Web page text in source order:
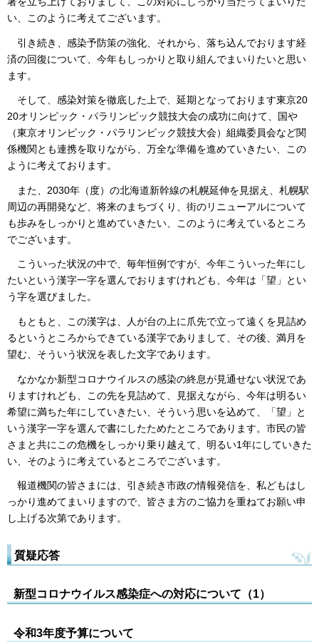
い、このように考えてございます。
引き続き、感染予防策の強化、それから、落ち込んでおります経
済の回復について、今年もしっかりと取り組んでまいりたいと思い
ます。
そして、感染対策を徹底した上で、延期となっております東京20
20オリンピック・パラリンピック競技大会の成功に向けて、国や
（東京オリンピック・パラリンピック競技大会）組織委員会など関
係機関とも連携を取りながら、万全な準備を進めていきたい、この
ように考えております。
また、2030年（度）の北海道新幹線の札幌延伸を見据え、札幌駅
周辺の再開発など、将来のまちづくり、街のリニューアルについて
も歩みをしっかりと進めていきたい、このように考えているところ
でございます。
こういった状況の中で、毎年恒例ですが、今年こういった年にし
たいという漢字一字を選んでおりますけれども、今年は「望」とい
う字を選びました。
もともと、この漢字は、人が台の上に爪先で立って遠くを見詰め
るというところからできている漢字でありまして、その後、満月を
望む、そういう状況を表した文字であります。
なかなか新型コロナウイルスの感染の終息が見通せない状況であ
りますけれども、この先を見詰めて、見据えながら、今年は明るい
希望に満ちた年にしていきたい、そういう思いを込めて、「望」と
いう漢字一字を選んで書にしたためたところであります。市民の皆
さまと共にこの危機をしっかり乗り越えて、明るい1年にしていきた
い、そのように考えているところでございます。
報道機関の皆さまには、引き続き市政の情報発信を、私どもはし
っかり進めてまいりますので、皆さま方のご協力を重ねてお願い申
し上げる次第であります。
質疑応答
新型コロナウイルス感染症への対応について（1）
令和3年度予算について